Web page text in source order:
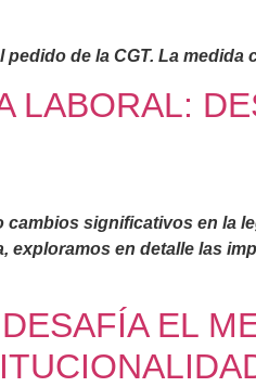
pedido de la CGT. La
LABORAL:
cambios significativos en la
exploramos en detalle las
EL